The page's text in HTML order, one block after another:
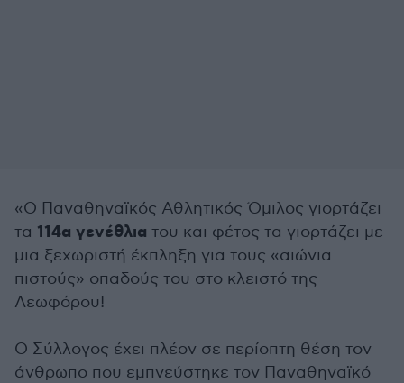
«Ο Παναθηναϊκός Αθλητικός Όμιλος γιορτάζει
τα 114α γενέθλια του και φέτος τα γιορτάζει με
μια ξεχωριστή έκπληξη για τους «αιώνια
πιστούς» οπαδούς του στο κλειστό της
Λεωφόρου!
Ο Σύλλογος έχει πλέον σε περίοπτη θέση τον
άνθρωπο που εμπνεύστηκε τον Παναθηναϊκό